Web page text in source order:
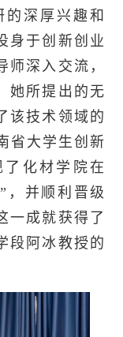
深厚兴趣和
身于创新创业
师深入交流，
她所提出的无
该技术领域的
省大学生创新
化材学院在
，并顺利晋级
一成就获得了
段阿冰教授的